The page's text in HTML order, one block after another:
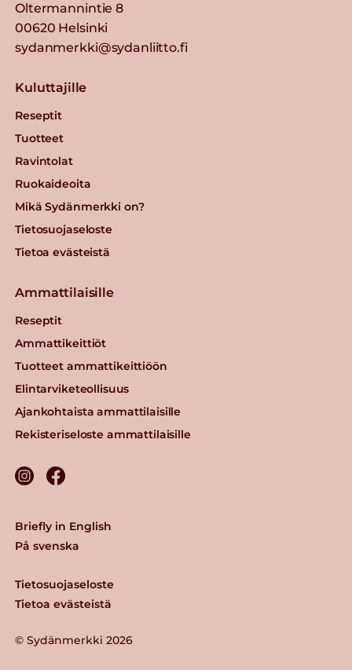
Oltermannintie 8
00620 Helsinki
sydanmerkki@sydanliitto.fi
Kuluttajille
Reseptit
Tuotteet
Ravintolat
Ruokaideoita
Mikä Sydänmerkki on?
Tietosuojaseloste
Tietoa evästeistä
Ammattilaisille
Reseptit
Ammattikeittiöt
Tuotteet ammattikeittiöön
Elintarviketeollisuus
Ajankohtaista ammattilaisille
Rekisteriseloste ammattilaisille
© Sydänmerkki 2026
Tietosuojaseloste
Tietoa evästeistä
Briefly in English
På svenska